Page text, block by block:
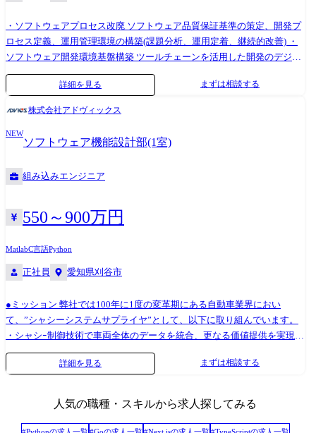
・ソフトウェアプロセス改廃 ソフトウェア品質保証基準の策定、開発プ
ロセス定義、運用管理環境の構築(課題分析、運用定着、継続的改善) ・
ソフトウェア開発環境基盤構築 ツールチェーンを活用した開発のデジタ
ル化戦略策定、構築、展開、ソフトウェアテスト・開発支援環境の構築
(CI/CD環境、バーチャル検証環境、自動テスト) ・シミュレーション環境
導入による早期検証の実現/開発サイクル短縮(フィードバックループ高速
ル> C/C++、Python、VBA、Redmine、JIRA/Confluence、Git、SVN、
Jenkins、WinAMS、MATLAB/Simulink、PolySpace、QA-C、WinAMS、
Doors、EnterpriseArchitect、UnderStand、LATIX、FOSSID、HILS/MILS
詳細を見る まずは相談する
株式会社アドヴィックス
NEW
ソフトウェア機能設計部(1室)
組み込みエンジニア
550～900万円
MatlabC言語Python
正社員 愛知県刈谷市
●ミッション 弊社では100年に1度の変革期にある自動車業界におい
て、”シャシーシステムサプライヤ”として、以下に取り組んでいます。
・シャシｰ制御技術で車両全体のデータを統合、更なる価値提供を実現す
る車両統合制御システム開発 ・ブレーキ制御用コンピュータが保有する
車両状態、路面状態等のデータを分析・演算し各サービスへ提供し社会
より新設された部署・ポジションとなり、今後の弊社を担う非常に重要
かつ注目度の高い事業領域・役割となっております。 自動車に欠かす事
のできない”ブレーキ”という製品領域において国内外トップクラスシェ
詳細を見る まずは相談する
人気の職種・スキルから求人探してみる